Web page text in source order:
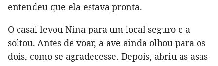
entendeu que ela estava pronta.
O casal levou Nina para um local seguro e a
soltou. Antes de voar, a ave ainda olhou para os
dois, como se agradecesse. Depois, abriu as asas